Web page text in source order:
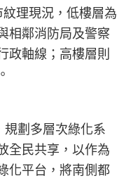
理現況，低樓層為
相鄰消防局及警察
政軸線；高樓層則
劃多層次綠化系
全民共享，以作為
化平台，將南側都